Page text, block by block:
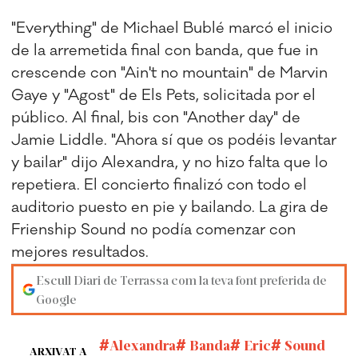
"Everything" de Michael Bublé marcó el inicio
de la arremetida final con banda, que fue in
crescende con "Ain't no mountain" de Marvin
Gaye y "Agost" de Els Pets, solicitada por el
público. Al final, bis con "Another day" de
Jamie Liddle. "Ahora sí que os podéis levantar
y bailar" dijo Alexandra, y no hizo falta que lo
repetiera. El concierto finalizó con todo el
auditorio puesto en pie y bailando. La gira de
Frienship Sound no podía comenzar con
mejores resultados.
Escull Diari de Terrassa com la teva font preferida de
Google
ARXIVAT A Alexandra Banda Eric Sound